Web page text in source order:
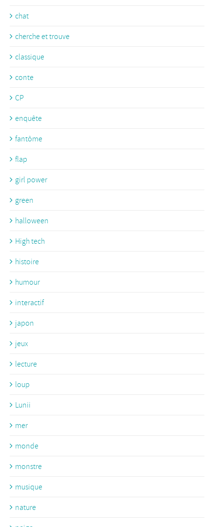
chat
cherche et trouve
classique
conte
CP
enquête
fantôme
flap
girl power
green
halloween
High tech
histoire
humour
interactif
japon
jeux
lecture
loup
Lunii
mer
monde
monstre
musique
nature